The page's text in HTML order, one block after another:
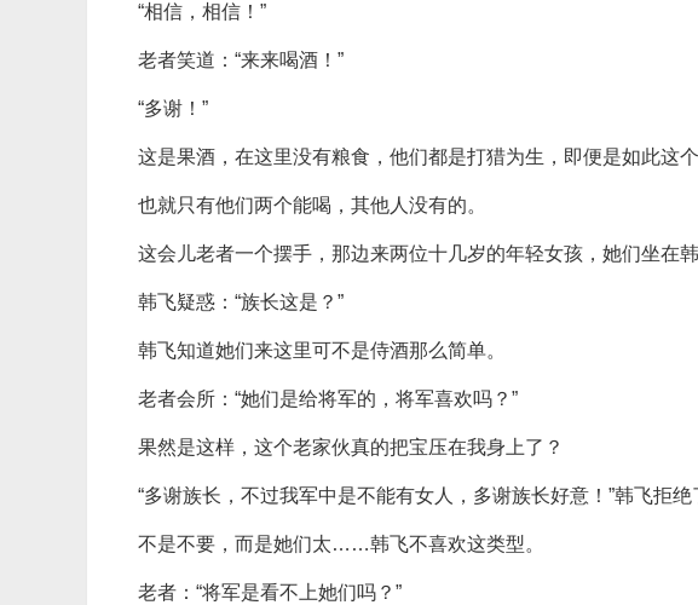
“相信，相信！”
老者笑道：“来来喝酒！”
“多谢！”
这是果酒，在这里没有粮食，他们都是打猎为生，即便是如此这
也就只有他们两个能喝，其他人没有的。
这会儿老者一个摆手，那边来两位十几岁的年轻女孩，她们坐在韩
韩飞疑惑：“族长这是？”
韩飞知道她们来这里可不是侍酒那么简单。
老者会所：“她们是给将军的，将军喜欢吗？”
果然是这样，这个老家伙真的把宝压在我身上了？
“多谢族长，不过我军中是不能有女人，多谢族长好意！”韩飞拒绝
不是不要，而是她们太……韩飞不喜欢这类型。
老者：“将军是看不上她们吗？”